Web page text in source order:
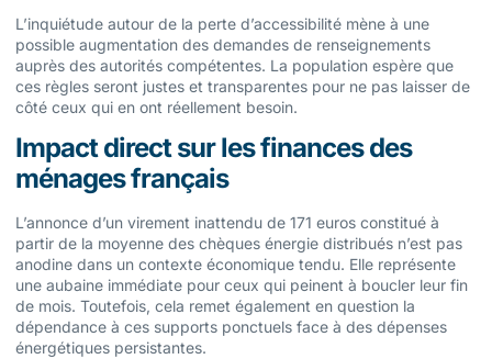
L’inquiétude autour de la perte d’accessibilité mène à une
possible augmentation des demandes de renseignements
auprès des autorités compétentes. La population espère que
ces règles seront justes et transparentes pour ne pas laisser de
côté ceux qui en ont réellement besoin.
Impact direct sur les finances des
ménages français
L’annonce d’un virement inattendu de 171 euros constitué à
partir de la moyenne des chèques énergie distribués n’est pas
anodine dans un contexte économique tendu. Elle représente
une aubaine immédiate pour ceux qui peinent à boucler leur fin
de mois. Toutefois, cela remet également en question la
dépendance à ces supports ponctuels face à des dépenses
énergétiques persistantes.